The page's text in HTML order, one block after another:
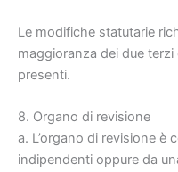
Le modifiche statutarie
maggioranza dei due
presenti.
8. Organo di revisione
a. L’organo di revisione è
indipendenti oppure da